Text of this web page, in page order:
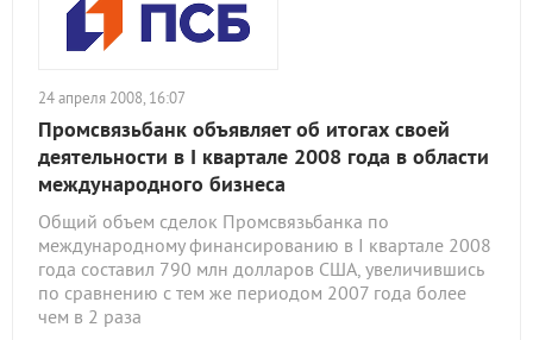
24 апреля 2008, 16:07
Промсвязьбанк объявляет об итогах своей
деятельности в I квартале 2008 года в области
международного бизнеса
Общий объем сделок Промсвязьбанка по
международному финансированию в I квартале 2008
года составил 790 млн долларов США, увеличившись
по сравнению с тем же периодом 2007 года более
чем в 2 раза